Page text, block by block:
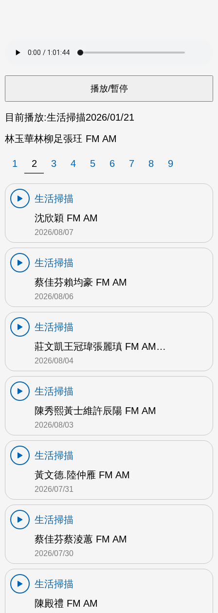
目前播放:生活掃描2026/01/21
林玉華林柳足張玨 FM AM
1 2 3 4 5 6 7 8 9
生活掃描
沈欣穎 FM AM
2026/08/07
生活掃描
蔡佳芬賴均豪 FM AM
2026/08/06
生活掃描
莊文凱王冠瑋張麗瑱 FM AM…
2026/08/04
生活掃描
陳秀熙黃士維許辰陽 FM AM
2026/08/03
生活掃描
黃文德.陸仲雁 FM AM
2026/07/31
生活掃描
蔡佳芬蔡淩蕙 FM AM
2026/07/30
生活掃描
陳殿禮 FM AM